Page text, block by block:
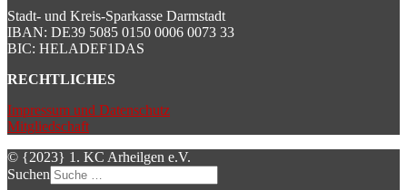
Stadt- und Kreis-Sparkasse Darmstadt
IBAN: DE39 5085 0150 0006 0073 33
BIC: HELADEF1DAS
RECHTLICHES
Impressum und Datenschutz
Mitgliedschaft
© {2023} 1. KC Arheilgen e.V.
Suchen